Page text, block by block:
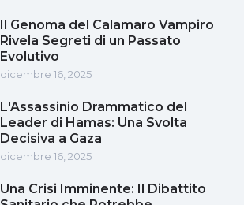
Il Genoma del Calamaro Vampiro
Rivela Segreti di un Passato
Evolutivo
dicembre 16, 2025
L'Assassinio Drammatico del
Leader di Hamas: Una Svolta
Decisiva a Gaza
dicembre 16, 2025
Una Crisi Imminente: Il Dibattito